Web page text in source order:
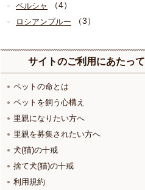
ペルシャ （4）
ロシアンブルー （3）
サイトのご利用にあたって
ペットの命とは
ペットを飼う心構え
里親になりたい方へ
里親を募集されたい方へ
犬(猫)の十戒
捨て犬(猫)の十戒
利用規約